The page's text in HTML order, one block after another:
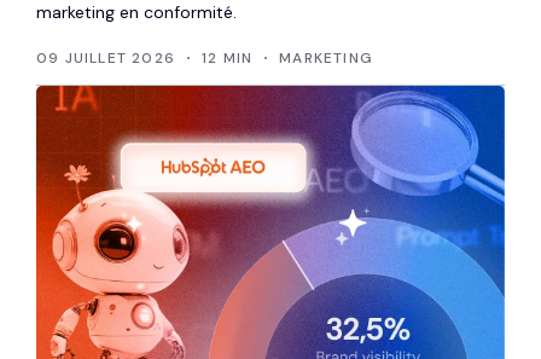
marketing en conformité.
09 JUILLET 2026 12 MIN MARKETING